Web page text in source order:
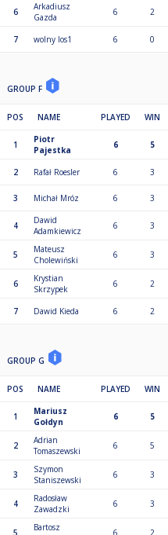
6
Arkadiusz
Gazda
6 2
7 wolny los1 6 0
GROUP F
POS NAME PLAYED WIN
1
Piotr
Pajestka
6 5
2 Rafał Roesler 6 3
3 Michał Mróz 6 3
4
Dawid
Adamkiewicz
6 3
5
Mateusz
Cholewiński
6 3
6
Krystian
Skrzypek
6 2
7 Dawid Kieda 6 2
GROUP G
POS NAME PLAYED WIN
1
Mariusz
Gołdyn
6 5
2
Adrian
Tomaszewski
6 5
3
Szymon
Staniszewski
6 3
4
Radosław
Zawadzki
6 3
5
Bartosz
6 2